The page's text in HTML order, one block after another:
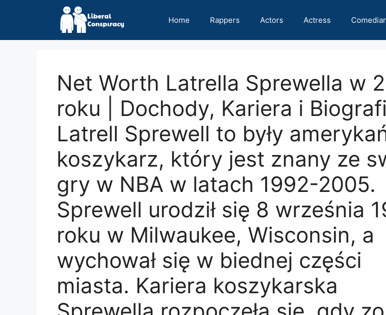
Home Rappers Actors Actress
Net Worth Latrella Sprewella w
roku | Dochody, Kariera i
Latrell Sprewell to były
koszykarz, który jest znany ze
​​gry w NBA w latach 1992-2005.
Sprewell urodził się 8 września
roku w Milwaukee, Wisconsin, a
wychował się w biednej części
miasta. Kariera koszykarska